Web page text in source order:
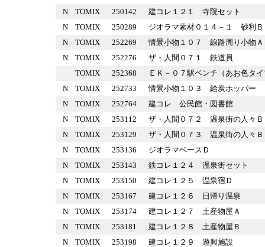
N
TOMIX 250142
建コレ１２１ 寺院セット
N
TOMIX 250289
ジオラマ素材０１４－１ 砂
N
TOMIX 252269
情景小物１０７ 線路周り小
N
TOMIX 252276
ザ・人間０７１ 鉄道員
TOMIX
252368
ＥＫ－０７駅ベンチ（あお色
N
TOMIX 252733
情景小物１０３ 給炭ホッパ
N
TOMIX 252764
建コレ 公民館・図書館
N
TOMIX 253112
ザ・人間０７２ 温泉街の人
N
TOMIX 253129
ザ・人間０７３ 温泉街の人
N
TOMIX 253136
ジオラマベースＤ
N
TOMIX 253143
鉄コレ１２４ 温泉街セット
N
TOMIX 253150
建コレ１２５ 温泉宿Ｄ
N
TOMIX 253167
建コレ１２６ 日帰り温泉
N
TOMIX 253174
建コレ１２７ 土産物屋Ａ
N
TOMIX 253181
建コレ１２８ 土産物屋Ｂ
N
TOMIX 253198
建コレ１２９ 遊興施設